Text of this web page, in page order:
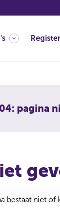
pagina
bestaat niet